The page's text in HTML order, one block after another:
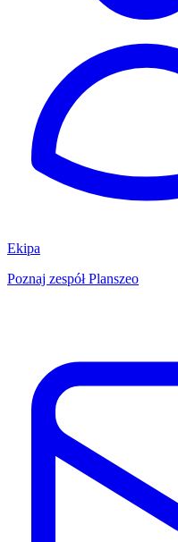
Ekipa
Poznaj zespół Planszeo